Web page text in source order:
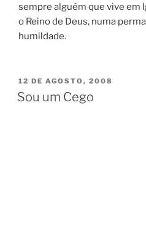
sempre alguém que vive em
o Reino de Deus, numa
humildade.
PUBLICADO
EM
12 DE AGOSTO, 2008
Sou um Cego